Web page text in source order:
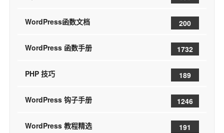
WordPress函数文档 200
WordPress 函数手册 1732
PHP 技巧 189
WordPress 钩子手册 1246
WordPress 教程精选 191